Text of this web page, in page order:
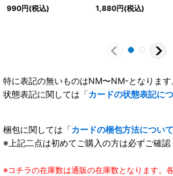
990円(税込)
1,880円(税込)
特に表記の無いものはNM〜NM-となります
状態表記に関しては「カードの状態表記に
梱包に関しては「カードの梱包方法について
※上記二点は初めてご購入の方は必ずご確認
※コチラの在庫数は通販の在庫数となります。